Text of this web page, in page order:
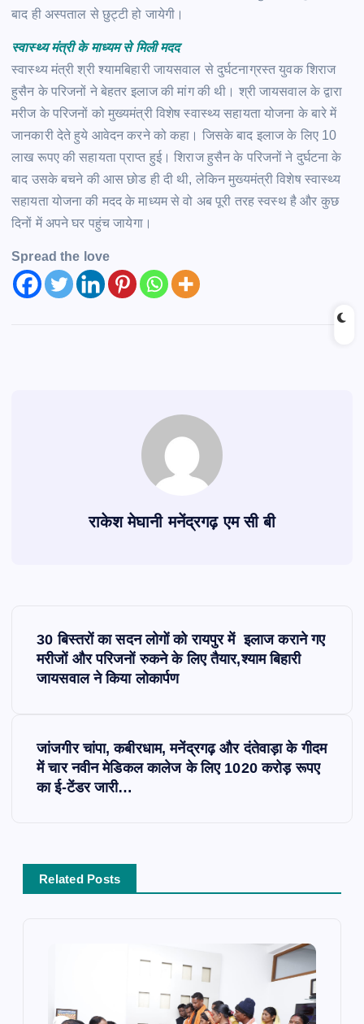
बाद ही अस्पताल से छुट्टी हो जायेगी।
स्वास्थ्य मंत्री के माध्यम से मिली मदद
स्वास्थ्य मंत्री श्री श्यामबिहारी जायसवाल से दुर्घटनाग्रस्त युवक शिराज
हुसैन के परिजनों ने बेहतर इलाज की मांग की थी। श्री जायसवाल के द्वारा
मरीज के परिजनों को मुख्यमंत्री विशेष स्वास्थ्य सहायता योजना के बारे में
जानकारी देते हुये आवेदन करने को कहा। जिसके बाद इलाज के लिए 10
लाख रूपए की सहायता प्राप्त हुई। शिराज हुसैन के परिजनों ने दुर्घटना के
बाद उसके बचने की आस छोड ही दी थी, लेकिन मुख्यमंत्री विशेष स्वास्थ्य
सहायता योजना की मदद के माध्यम से वो अब पूरी तरह स्वस्थ है और कुछ
दिनों में अपने घर पहुंच जायेगा।
Spread the love
राकेश मेघानी मनेंद्रगढ़ एम सी बी
v
30 बिस्तरों का सदन लोगों को रायपुर में इलाज कराने गए
मरीजों और परिजनों रुकने के लिए तैयार,श्याम बिहारी
जायसवाल ने किया लोकार्पण
जांजगीर चांपा, कबीरधाम, मनेंद्रगढ़ और दंतेवाड़ा के गीदम
में चार नवीन मेडिकल कालेज के लिए 1020 करोड़ रूपए
का ई-टेंडर जारी…
Related Posts